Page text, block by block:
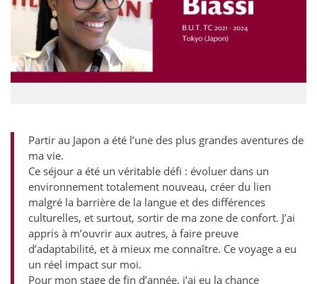
Partir au Japon a été l’une des plus grandes aventures de
ma vie.
Ce séjour a été un véritable défi : évoluer dans un
environnement totalement nouveau, créer du lien
malgré la barrière de la langue et des différences
culturelles, et surtout, sortir de ma zone de confort. J’ai
appris à m’ouvrir aux autres, à faire preuve
d’adaptabilité, et à mieux me connaître. Ce voyage a eu
un réel impact sur moi.
Pour mon stage de fin d’année, j’ai eu la chance